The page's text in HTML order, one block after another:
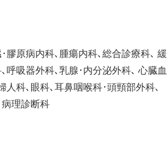
膠原病内科､腫瘍内科､総合診療科､ 緩
吸器外科､乳腺･内分泌外科､ 心臓血
科､眼科､耳鼻咽喉科･頭頸部外科､
理診断科